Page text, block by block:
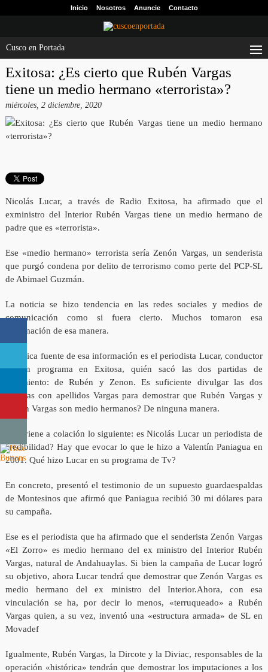
Inicio Nosotros Anuncie Contacto
Cusco en Portada
Exitosa: ¿Es cierto que Rubén Vargas
tiene un medio hermano «terrorista»?
miércoles, 2 diciembre, 2020
Nicolás Lucar, a través de Radio Exitosa, ha afirmado que el
exministro del Interior Rubén Vargas tiene un medio hermano de
padre que es «terrorista».
Ese «medio hermano» terrorista sería Zenón Vargas, un senderista
que purgó condena por delito de terrorismo como perte del PCP-SL
de Abimael Guzmán.
La noticia se hizo tendencia en las redes sociales y medios de
comunicación como si fuera cierto. Muchos tomaron esa
información de esa manera.
La única fuente de esa información es el periodista Lucar, conductor
de un programa en Exitosa, quién sacó las dos partidas de
nacimiento: de Rubén y Zenon. Es suficiente divulgar las dos
partidas con apellidos Vargas para demostrar que Rubén Vargas y
Zenón Vargas son medio hermanos? De ninguna manera.
Acá viene a colación lo siguiente: es Nicolás Lucar un periodista de
credibilidad? Hay que evocar lo que le hizo a Valentín Paniagua en
2001. Qué hizo Lucar en su programa de Tv?
En concreto, presentó el testimonio de un supuesto guardaespaldas
de Montesinos que afirmó que Paniagua recibió 30 mi dólares para
su campaña.
Ese es el periodista que ha afirmado que el senderista Zenón Vargas
«El Zorro» es medio hermano del ex ministro del Interior Rubén
Vargas, natural de Andahuaylas. Si bien la campaña de Lucar logró
su objetivo, ahora Lucar tendrá que demostrar que Zenón Vargas es
medio hermano del ex ministro del Interior.Ahora, con esa
vinculación se ha, por decir lo menos, «terruqueado» a Rubén
Vargas quien, a su vez, inventó una «estructura armada» de SL en
Movadef
Igualmente, Rubén Vargas, la Dircote y la Diviac, responsables de la
operación «histórica» tendrán que demostrar los imputaciones a los